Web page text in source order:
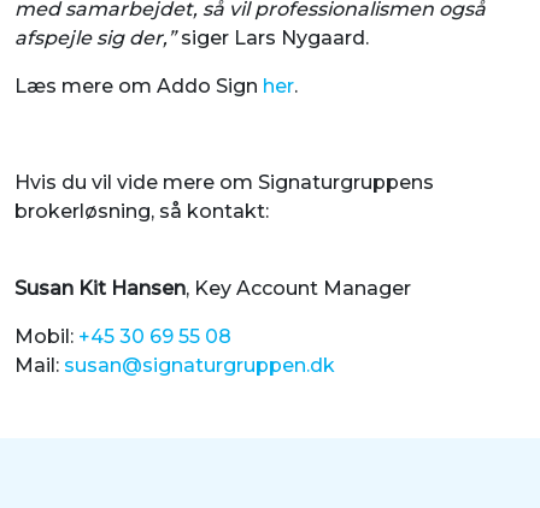
med samarbejdet, så vil professionalismen også
afspejle sig der,”siger Lars Nygaard.
Læs mere om Addo Sign her.
Hvis du vil vide mere om Signaturgruppens
brokerløsning, så kontakt:
Susan Kit Hansen, Key Account Manager
Mobil: +45 30 69 55 08
Mail: susan@signaturgruppen.dk